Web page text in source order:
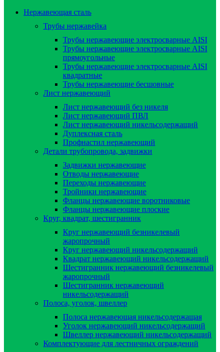
Нержавеющая сталь
Трубы нержавейка
Трубы нержавеющие электросварные AISI
Трубы нержавеющие электросварные AISI
прямоугольные
Трубы нержавеющие электросварные AISI
квадратные
Трубы нержавеющие бесшовные
Лист нержавеющий
Лист нержавеющий без никеля
Лист нержавеющий ПВЛ
Лист нержавеющий никельсодержащий
Дуплексная сталь
Профнастил нержавеющий
Детали трубопровода, задвижки
Задвижки нержавеющие
Отводы нержавеющие
Переходы нержавеющие
Тройники нержавеющие
Фланцы нержавеющие воротниковые
Фланцы нержавеющие плоские
Круг, квадрат, шестигранник
Круг нержавеющий безникелевый
жаропрочный
Круг нержавеющий никельсодержащий
Квадрат нержавеющий никельсодержащий
Шестигранник нержавеющий безникелевый
жаропрочный
Шестигранник нержавеющий
никельсодержащий
Полоса, уголок, швеллер
Полоса нержавеющая никельсодержащая
Уголок нержавеющий никельсодержащий
Швеллер нержавеющий никельсодержащий
Комплектующие для лестничных ограждений